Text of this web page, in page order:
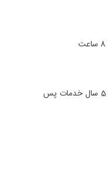
دارای یک سال گارانتی و 5 سال خدمات پس